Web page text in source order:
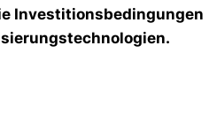
Investitionsbedingungen